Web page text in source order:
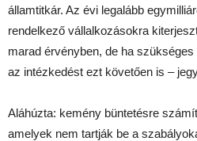
államtitkár. Az évi legalább
rendelkező vállalkozásokra
marad érvényben, de ha
az intézkedést ezt követően is –
Aláhúzta: kemény büntetésre
amelyek nem tartják be a